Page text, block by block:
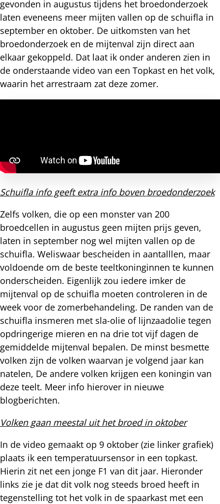
gevonden in augustus tijdens het broedonderzoek
laten eveneens meer mijten vallen op de schuifla in
september en oktober. De uitkomsten van het
broedonderzoek en de mijtenval zijn direct aan
elkaar gekoppeld. Dat laat ik onder anderen zien in
de onderstaande video van een Topkast en het volk,
waarin het arrestraam zat deze zomer.
Schuifla info geeft extra info boven broedonderzoek
Zelfs volken, die op een monster van 200
broedcellen in augustus geen mijten prijs geven,
laten in september nog wel mijten vallen op de
schuifla. Weliswaar bescheiden in aantalllen, maar
voldoende om de beste teeltkoninginnen te kunnen
onderscheiden. Eigenlijk zou iedere imker de
mijtenval op de schuifla moeten controleren in de
week voor de zomerbehandeling. De randen van de
schuifla insmeren met sla-olie of lijnzaadolie tegen
opdringerige mieren en na drie tot vijf dagen de
gemiddelde mijtenval bepalen. De minst besmette
volken zijn de volken waarvan je volgend jaar kan
natelen, De andere volken krijgen een koningin van
deze teelt. Meer info hierover in nieuwe
blogberichten.
Volken gaan meestal uit het broed in oktober
In de video gemaakt op 9 oktober (zie linker grafiek)
plaats ik een temperatuursensor in een topkast.
Hierin zit net een jonge F1 van dit jaar. Hieronder
links zie je dat dit volk nog steeds broed heeft in
tegenstelling tot het volk in de spaarkast met een